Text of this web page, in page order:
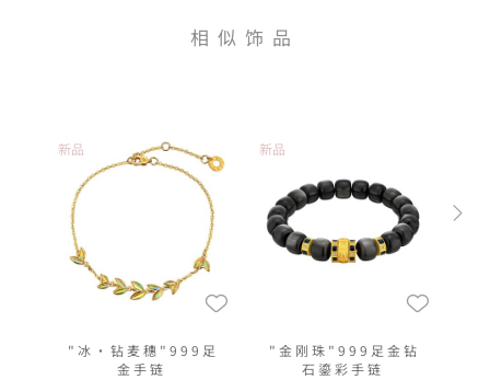
相似饰品
新品
"冰‧钻麦穗"999足
金手链
新品
"金刚珠"999足金钻
石鎏彩手链